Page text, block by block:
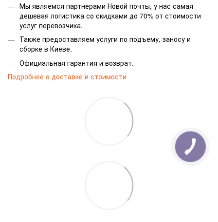
Мы являемся партнерами Новой почты, у нас самая
дешевая логистика со скидками до 70% от стоимости
услуг перевозчика.
Также предоставляем услуги по подъему, заносу и
сборке в Киеве.
Официальная гарантия и возврат.
Подробнее о доставке и стоимости